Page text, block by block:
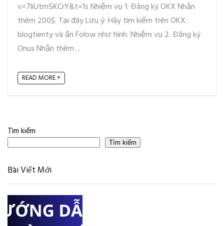
v=7liUtm5KCrY&t=1s Nhiệm vụ 1: Đăng ký OKX Nhận
thêm 200$: Tại đây Lưu ý: Hãy tìm kiếm trên OKX:
blogtienty và ấn Folow như hình. Nhiệm vụ 2: Đăng ký
Onus Nhận thêm ...
READ MORE +
Tìm kiếm
Tìm kiếm
Bài Viết Mới